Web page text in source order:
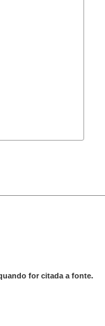
for citada a fonte.